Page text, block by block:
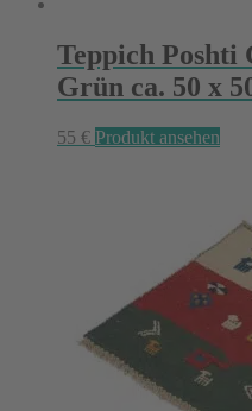
Teppich Poshti
Grün ca. 50 x
55 € Produkt ansehen